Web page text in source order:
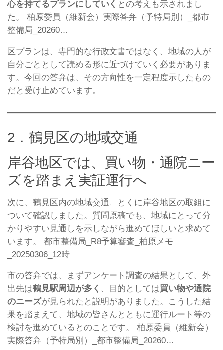
心を持てるプランにしていく との考えも示されまし
た。 柏原委員（維新会）実際答弁（予特局別）_都市
整備局_20260…
区プランは、専門的な行政文書ではなく、地域の人が
自分ごととして読める形に近づけていく必要がありま
す。今回の答弁は、その方向性を一定程度示したもの
だと受け止めています。
2．鶴見区の地域交通
岸谷地区では、買い物・通院ニー
ズを踏まえ実証運行へ
次に、鶴見区内の地域交通、とくに岸谷地区の取組に
ついて確認しました。質問原稿でも、地域にとって分
かりやすい見通しを示しながら進めてほしいと求めて
います。 都市整備局_R8予算審査_柏原メモ
_20250306_12時
市の答弁では、まずアンケート調査の結果として、外
出先は鶴見駅周辺が多く 、目的としては買い物や通院
のニーズが見られたと説明がありました。こうした結
果を踏まえて、地域の皆さんとともに運行ルート等の
検討を進めているとのことです。 柏原委員（維新会）
実際答弁（予特局別）_都市整備局_20260…